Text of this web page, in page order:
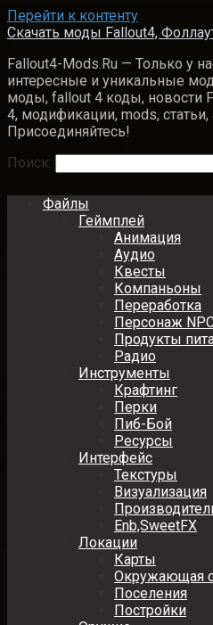
Перейти к контенту
Скачать моды Fallout4,
Fallout4-Mods.Ru — Только у
интересные и уникальные
моды, fallout 4 коды, новости
4, модификации, mods,
Присоединяйтесь!
Поиск:
Файлы
Геймплей
Анимация
Аудио
Квесты
Компаньоны
Переработка
Персонаж
Продукты
Радио
Инструменты
Крафтинг
Перки
Пиб-Бой
Ресурсы
Интерфейс
Текстуры
Визуализация
Enb,SweetFX
Локации
Карты
Окружающая
Поселения
Постройки